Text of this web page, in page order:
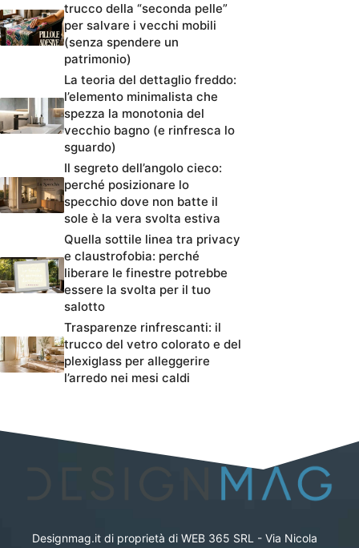
trucco della “seconda pelle”
per salvare i vecchi mobili
(senza spendere un
patrimonio)
La teoria del dettaglio freddo:
l’elemento minimalista che
spezza la monotonia del
vecchio bagno (e rinfresca lo
sguardo)
Il segreto dell’angolo cieco:
perché posizionare lo
specchio dove non batte il
sole è la vera svolta estiva
Quella sottile linea tra privacy
e claustrofobia: perché
liberare le finestre potrebbe
essere la svolta per il tuo
salotto
Trasparenze rinfrescanti: il
trucco del vetro colorato e del
plexiglass per alleggerire
l’arredo nei mesi caldi
Designmag.it di proprietà di WEB 365 SRL - Via Nicola